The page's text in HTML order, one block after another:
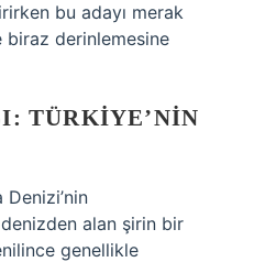
bu adayı merak
biraz derinlemesine
TÜRKIYE’NIN
Denizi’nin
denizden alan şirin bir
genellikle